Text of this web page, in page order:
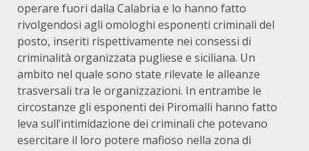
operare fuori dalla Calabria e lo hanno fatto
rivolgendosi agli omologhi esponenti criminali del
posto, inseriti rispettivamente nei consessi di
criminalità organizzata pugliese e siciliana. Un
ambito nel quale sono state rilevate le alleanze
trasversali tra le organizzazioni. In entrambe le
circostanze gli esponenti dei Piromalli hanno fatto
leva sull’intimidazione dei criminali che potevano
esercitare il loro potere mafioso nella zona di